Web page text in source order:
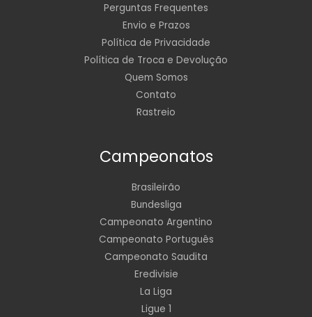
Perguntas Frequentes
Envio e Prazos
Política de Privacidade
Política de Troca e Devolução
Quem Somos
Contato
Rastreio
Campeonatos
Brasileirão
Bundesliga
Campeonato Argentino
Campeonato Português
Campeonato Saudita
Eredivisie
La Liga
Ligue 1